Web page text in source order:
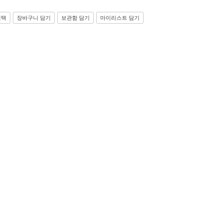
장바구니 담기 보관함 담기 마이리스트 담기